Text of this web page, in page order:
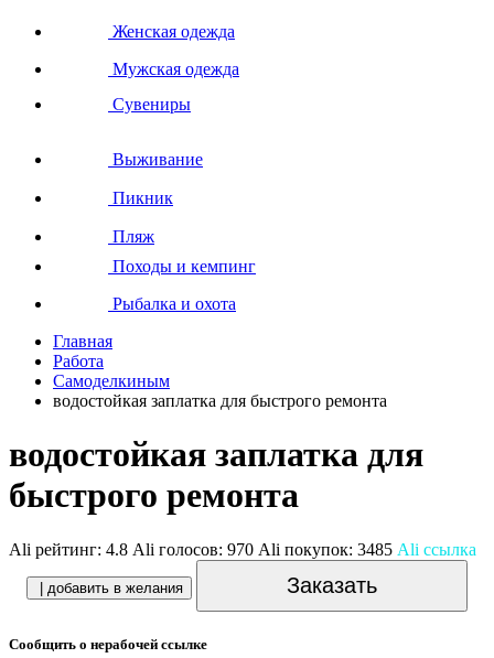
Женская одежда
Мужская одежда
Сувениры
Выживание
Пикник
Пляж
Походы и кемпинг
Рыбалка и охота
Главная
Работа
Самоделкиным
водостойкая заплатка для быстрого ремонта
водостойкая заплатка для
быстрого ремонта
Ali рейтинг: 4.8 Ali голосов: 970 Ali покупок: 3485 Ali ссылка
| добавить в желания Заказать
Сообщить о нерабочей ссылке